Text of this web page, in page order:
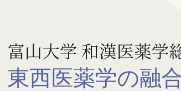
富山大学 和漢医薬学
東西医薬学の融